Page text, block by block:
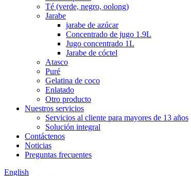
Té (verde, negro, oolong)
Jarabe
jarabe de azúcar
Concentrado de jugo 1.9L
Jugo concentrado 1L
Jarabe de cóctel
Atasco
Puré
Gelatina de coco
Enlatado
Otro producto
Nuestros servicios
Servicios al cliente para mayores de 13 años
Solución integral
Contáctenos
Noticias
Preguntas frecuentes
English